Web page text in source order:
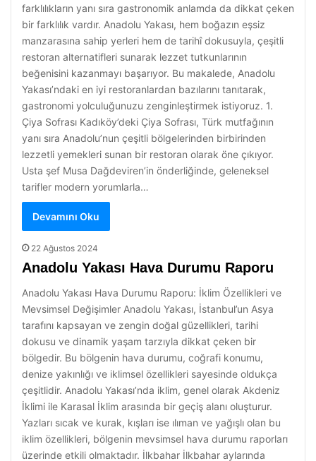
farklılıkların yanı sıra gastronomik anlamda da dikkat çeken
bir farklılık vardır. Anadolu Yakası, hem boğazın eşsiz
manzarasına sahip yerleri hem de tarihî dokusuyla, çeşitli
restoran alternatifleri sunarak lezzet tutkunlarının
beğenisini kazanmayı başarıyor. Bu makalede, Anadolu
Yakası’ndaki en iyi restoranlardan bazılarını tanıtarak,
gastronomi yolculuğunuzu zenginleştirmek istiyoruz. 1.
Çiya Sofrası Kadıköy’deki Çiya Sofrası, Türk mutfağının
yanı sıra Anadolu’nun çeşitli bölgelerinden birbirinden
lezzetli yemekleri sunan bir restoran olarak öne çıkıyor.
Usta şef Musa Dağdeviren’in önderliğinde, geleneksel
tarifler modern yorumlarla…
Devamını Oku
22 Ağustos 2024
Anadolu Yakası Hava Durumu Raporu
Anadolu Yakası Hava Durumu Raporu: İklim Özellikleri ve
Mevsimsel Değişimler Anadolu Yakası, İstanbul’un Asya
tarafını kapsayan ve zengin doğal güzellikleri, tarihi
dokusu ve dinamik yaşam tarzıyla dikkat çeken bir
bölgedir. Bu bölgenin hava durumu, coğrafi konumu,
denize yakınlığı ve iklimsel özellikleri sayesinde oldukça
çeşitlidir. Anadolu Yakası’nda iklim, genel olarak Akdeniz
İklimi ile Karasal İklim arasında bir geçiş alanı oluşturur.
Yazları sıcak ve kurak, kışları ise ılıman ve yağışlı olan bu
iklim özellikleri, bölgenin mevsimsel hava durumu raporları
üzerinde etkili olmaktadır. İlkbahar İlkbahar aylarında